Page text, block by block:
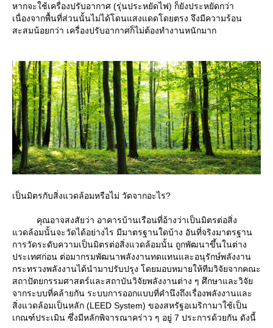
หากจะใช้เครื่องปรับอากาศ (รุ่นประหยัดไฟ) ก็ยังประหยัดกว่า
เนื่องจากพื้นที่ส่วนนั้นไม่ได้โดนแสงแดดโดยตรง จึงมีความร้อน
สะสมน้อยกว่า เครื่องปรับอากาศก็ไม่ต้องทำงานหนักมาก
เป็นมิตรกับสิ่งแวดล้อมหรือไม่ วัดจากอะไร?
คุณอาจสงสัยว่า อาคารบ้านเรือนที่อ้างว่าเป็นมิตรต่อสิ่ง
วดล้อมนั้นจะวัดได้อย่างไร มีมาตรฐานใดบ้าง อันที่จริงมาตรฐาน
การวัดระดับความเป็นมิตรต่อสิ่งแวดล้อมนั้น ถูกพัฒนาขึ้นในต่าง
ประเทศก่อน ต่อมากรมพัฒนาพลังงานทดแทนและอนุรักษ์พลังงาน
กระทรวงพลังงานได้นำมาปรับปรุง โดยมอบหมายให้ทีมวิจัยจากคณะ
สถาปัตยกรรมศาสตร์และสถาบันวิจัยพลังงานต่าง ๆ ศึกษาและวิจั
จากระบบที่คล้ายกัน ระบบการออกแบบที่คำนึงถึงเรื่องพลังงานและ
สิ่งแวดล้อมเป็นหลัก (LEED System) ของสหรัฐอเมริกามาใช้เป็น
เกณฑ์ประเมิน ซึ่งมีหลักพิจารณาคร่าว ๆ อยู่ 7 ประการด้วยกัน ดังนี้